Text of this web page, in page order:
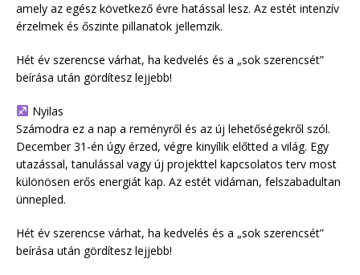
amely az egész következő évre hatással lesz. Az estét intenzív
érzelmek és őszinte pillanatok jellemzik.
Hét év szerencse várhat, ha kedvelés és a „sok szerencsét”
beírása után gördítesz lejjebb!
Nyilas
Számodra ez a nap a reményről és az új lehetőségekről szól.
December 31-én úgy érzed, végre kinyílik előtted a világ. Egy
utazással, tanulással vagy új projekttel kapcsolatos terv most
különösen erős energiát kap. Az estét vidáman, felszabadultan
ünnepled.
Hét év szerencse várhat, ha kedvelés és a „sok szerencsét”
beírása után gördítesz lejjebb!